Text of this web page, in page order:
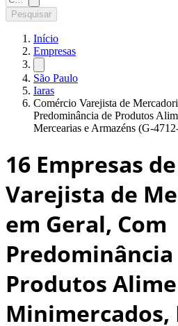
Pesquisar
Início
Empresas
São Paulo
Iaras
Comércio Varejista de
Predominância de Produtos
Mercearias e Armazéns (G-
16 Empresas
Varejista de
em Geral, Com
Predominância
Produtos
Minimercados,